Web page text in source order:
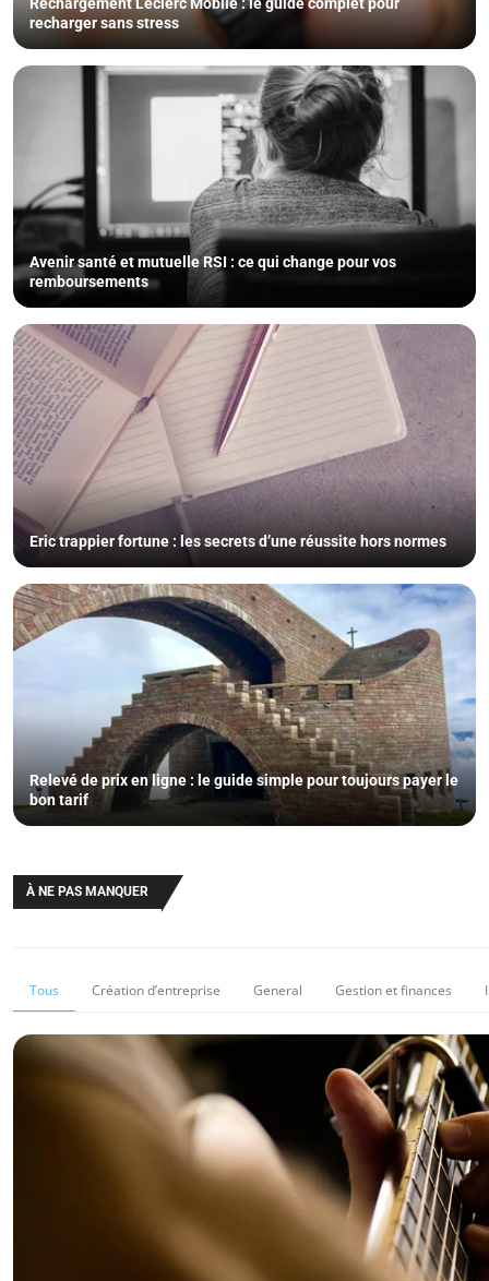
recharger sans stress
Avenir santé et mutuelle RSI : ce qui change pour vos
remboursements
Eric trappier fortune : les secrets d’une réussite hors normes
Relevé de prix en ligne : le guide simple pour toujours payer le
bon tarif
À NE PAS MANQUER
Tous Création d’entreprise General Gestion et finances